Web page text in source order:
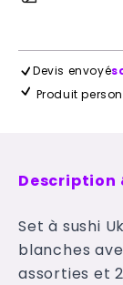
Devis envoyé
Produit
Description
Set à sushi
blanches
assorties et